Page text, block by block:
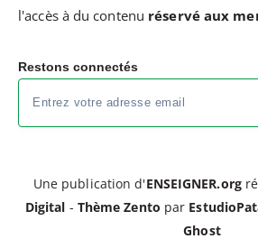
l'accès à du contenu réservé aux
Restons connectés
Une publication d'ENSEIGNER.org
Digital - Thème Zento par
Ghost